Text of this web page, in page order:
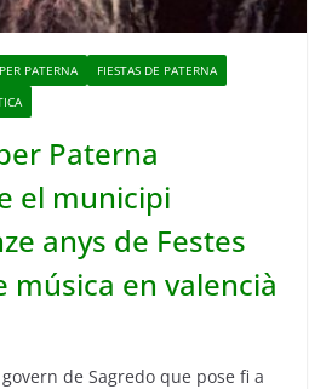
PATERNA
FIESTAS DE PATERNA
Paterna
el municipi
anys de Festes
música en valencià
de Sagredo que pose fi a